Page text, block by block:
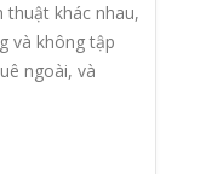
thuật khác nhau,
và không tập
ngoài, và